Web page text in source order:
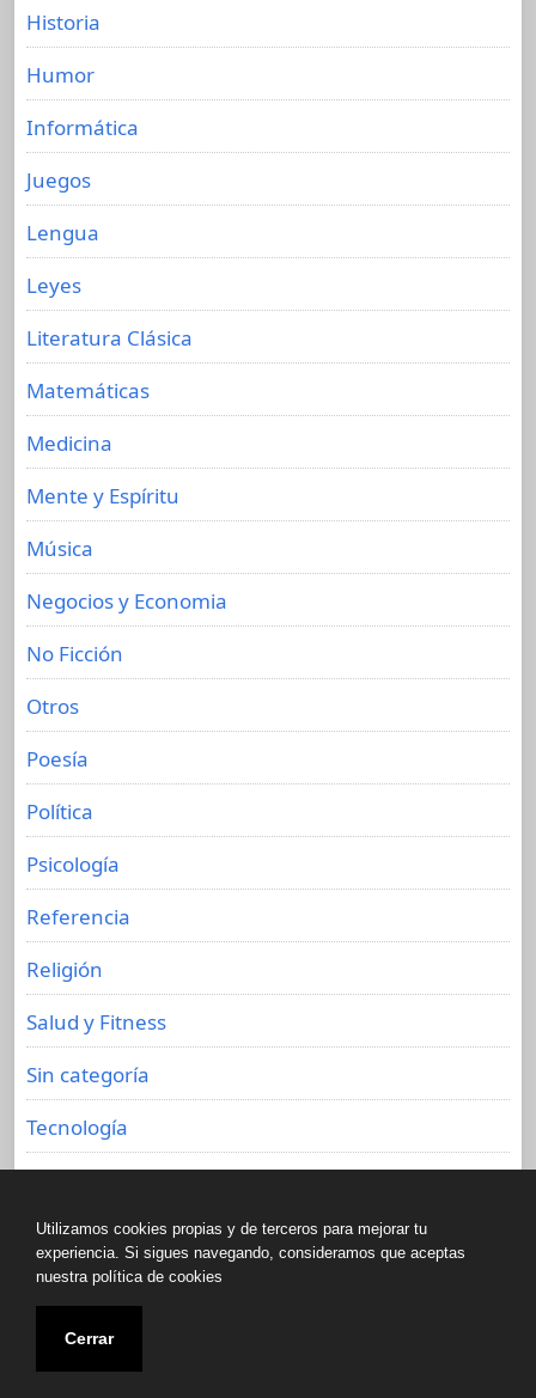
Historia
Humor
Informática
Juegos
Lengua
Leyes
Literatura Clásica
Matemáticas
Medicina
Mente y Espíritu
Música
Negocios y Economia
No Ficción
Otros
Poesía
Política
Psicología
Referencia
Religión
Salud y Fitness
Sin categoría
Tecnología
Copyright © All rights reserved.
Biblioteca de libros olvidados 2020
Utilizamos cookies propias y de terceros para mejorar tu
experiencia. Si sigues navegando, consideramos que aceptas
nuestra política de cookies
Cerrar